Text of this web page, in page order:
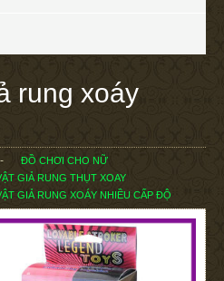
rung xoáy
ĐỒ CHƠI CHO NỮ
GIẢ RUNG THỤT XOAY
GIẢ RUNG XOÁY NHIỀU CẤP ĐỘ